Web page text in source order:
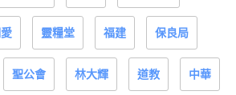
靈糧堂 福建 保良局
聖公會 林大輝 道教 中華